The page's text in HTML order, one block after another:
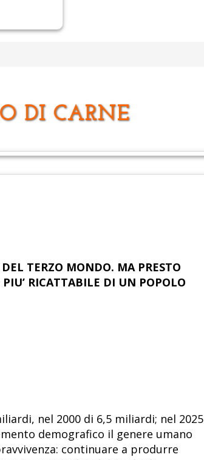
DI CARNE
TERZO MONDO. MA PRESTO
RICATTABILE DI UN POPOLO
nel 2000 di 6,5 miliardi; nel 2025
demografico il genere umano
continuare a produrre